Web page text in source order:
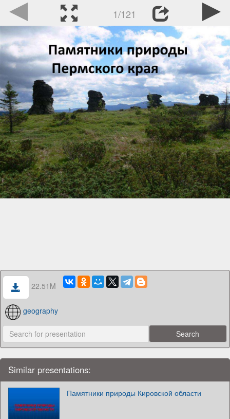
1/121
22.51M
geography
Similar presentations:
Памятники природы Кировской области